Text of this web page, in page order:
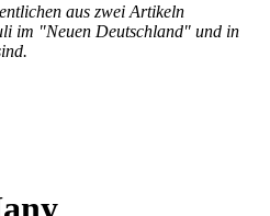
aus zwei Artikeln
im "Neuen Deutschland" und in